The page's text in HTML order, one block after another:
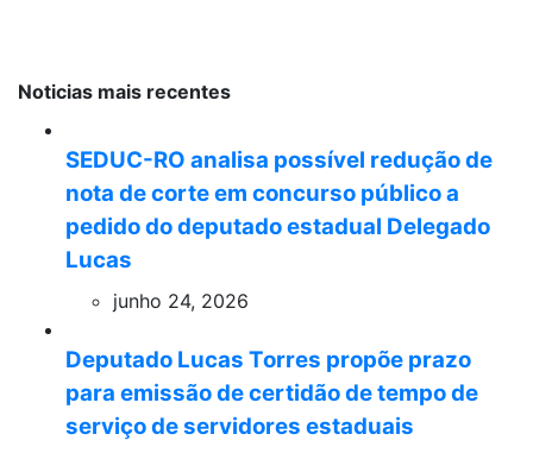
Noticias mais recentes
SEDUC-RO analisa possível redução de
nota de corte em concurso público a
pedido do deputado estadual Delegado
Lucas
junho 24, 2026
Deputado Lucas Torres propõe prazo
para emissão de certidão de tempo de
serviço de servidores estaduais